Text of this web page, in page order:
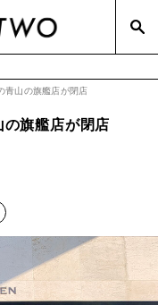
青山の旗艦店が閉店
の旗艦店が閉店